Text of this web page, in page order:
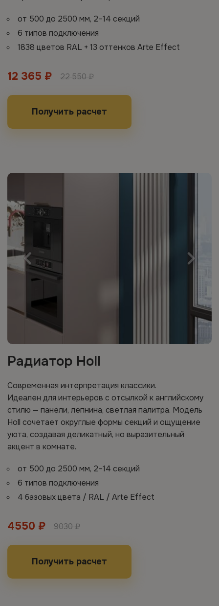
от 500 до 2500 мм, 2–14 секций
6 типов подключения
1838 цветов RAL + 13 оттенков Arte Effect
12 365 ₽ 22 550 ₽
Получить расчет
Радиатор Holl
Современная интерпретация классики.
Идеален для интерьеров с отсылкой к английскому
стилю — панели, лепнина, светлая палитра. Модель
Holl сочетает округлые формы секций и ощущение
уюта, создавая деликатный, но выразительный
акцент в комнате.
от 500 до 2500 мм, 2–14 секций
6 типов подключения
4 базовых цвета / RAL / Arte Effect
4550 ₽ 9030 ₽
Получить расчет